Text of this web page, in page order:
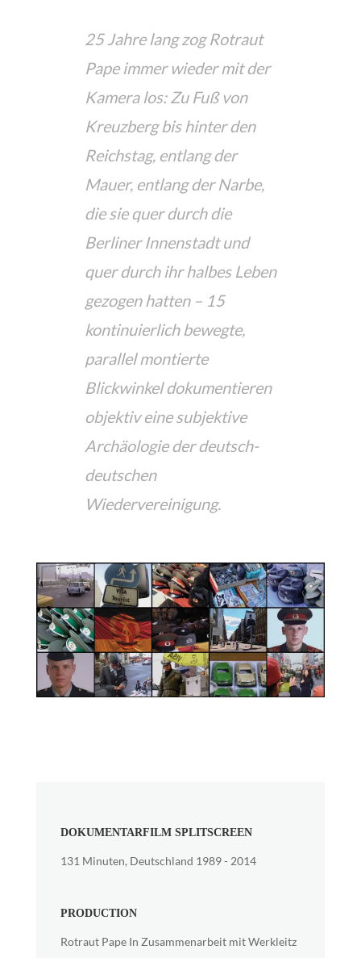
25 Jahre lang zog Rotraut
Pape immer wieder mit der
Kamera los: Zu Fuß von
Kreuzberg bis hinter den
Reichstag, entlang der
Mauer, entlang der Narbe,
die sie quer durch die
Berliner Innenstadt und
quer durch ihr halbes Leben
gezogen hatten – 15
kontinuierlich bewegte,
parallel montierte
Blickwinkel dokumentieren
objektiv eine subjektive
Archäologie der deutsch-
deutschen
Wiedervereinigung.
DOKUMENTARFILM SPLITSCREEN
131 Minuten, Deutschland 1989 - 2014
PRODUCTION
Rotraut Pape In Zusammenarbeit mit Werkleitz